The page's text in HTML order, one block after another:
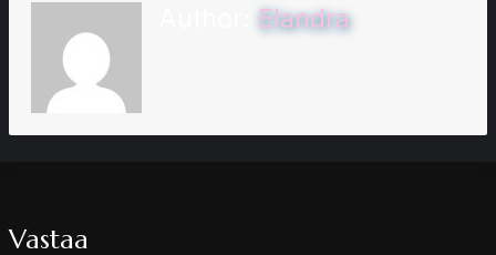
Elandra
Vastaa